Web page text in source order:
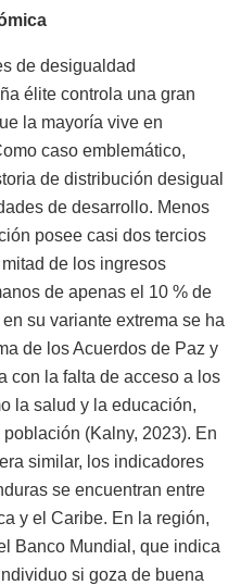
de desigualdad
élite controla una gran
la mayoría vive en
caso emblemático,
de distribución desigual
de desarrollo. Menos
posee casi dos tercios
de los ingresos
de apenas el 10 % de
su variante extrema se ha
de los Acuerdos de Paz y
con la falta de acceso a los
la salud y la educación,
(Kalny, 2023). En
similar, los indicadores
se encuentran entre
y el Caribe. En la región,
Banco Mundial, que indica
si goza de buena